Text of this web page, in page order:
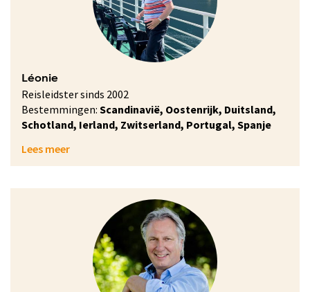
Léonie
Reisleidster sinds 2002
Bestemmingen: Scandinavië, Oostenrijk, Duitsland,
Schotland, Ierland, Zwitserland, Portugal, Spanje
Lees meer